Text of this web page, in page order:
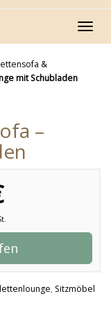
&
mit Schubladen
–
, Sitzmöbel